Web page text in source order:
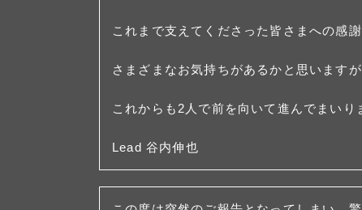
これまで支えてくださった皆さまへの感
さまざまなお気持ちがあるかと思います
これからも2人で前を向いて進んでまいり
Lead 谷内伸也